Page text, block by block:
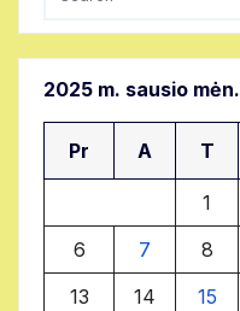
2025 m. sausio mėn.
Pr A T
1
6
7 8
13
14 15